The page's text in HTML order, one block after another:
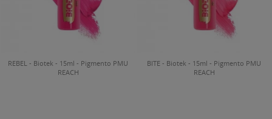
REBEL - Biotek - 15ml - Pigmento PMU
REACH
BITE - Biotek - 15ml - Pigmento PMU
REACH